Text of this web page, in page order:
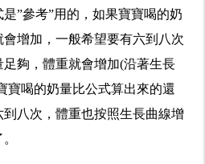
”參考”用的，如果寶寶喝的奶
增加，一般希望要有六到八次
夠，體重就會增加(沿著生長
寶喝的奶量比公式算出來的還
八次，體重也按照生長曲線增